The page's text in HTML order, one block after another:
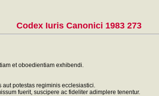
Codex Iuris Canonici 1983 273
et oboedientiam exhibendi.
potestas regiminis ecclesiastici.
fuerit, suscipere ac fideliter adimplere tenentur.